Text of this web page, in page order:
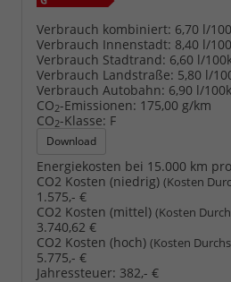
Verbrauch kombiniert: 6,70 l/
Verbrauch Innenstadt: 8,40 l/
Verbrauch Stadtrand: 6,60 l/
Verbrauch Landstraße: 5,80 l/
Verbrauch Autobahn: 6,90 l/
CO2-Emissionen: 175,00 g/km
CO2-Klasse: F
Download
Energiekosten bei 15.000 km
CO2 Kosten (niedrig) (Kosten
1.575,- €
CO2 Kosten (mittel) (Kosten
3.740,62 €
CO2 Kosten (hoch) (Kosten
5.775,- €
Jahressteuer: 382,- €